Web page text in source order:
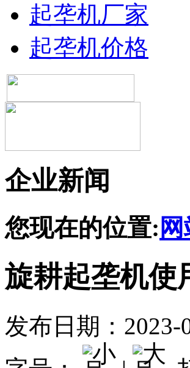
起垄机厂家
起垄机价格
企业新闻
您现在的位置:
旋耕起垄机使
发布日期：2023-